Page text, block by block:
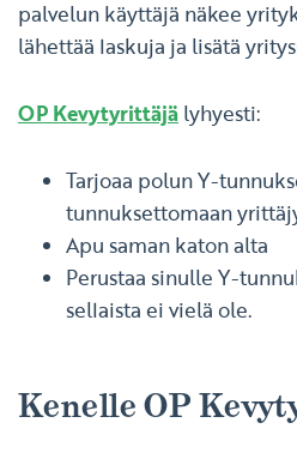
palvelun käyttäjä näkee
lähettää laskuja ja lisätä
OP Kevytyrittäjä lyhyesti:
Tarjoaa polun Y-
tunnuksettomaan
Apu saman katon alta
Perustaa sinulle Y-
sellaista ei vielä ole.
Kenelle OP